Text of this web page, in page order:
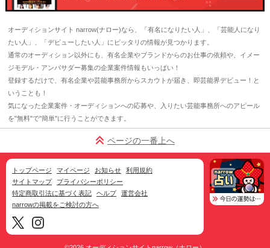
オーディションサイト narrow(ナロー)なら、「有名になりたい人」、「芸能人になり
たい人」、「デビューしたい人」にピッタリの情報が見つかります。
通常のオーディション以外にも、有名企業やブランドからのお仕事の依頼や、イメー
ジモデル・アンバサダー募集の企業案件情報もいっぱい！
登録するだけで、有名企業や芸能事務所からスカウトが届き、即芸能界デビュー！と
いうことも！
気になった企業案件・オーディションへの応募や、入りたい芸能事務所へのアピール
を"無料"で"簡単"に行うことができます。
ページの一番上へ
トップページ マイページ お知らせ
利用規約
サイトマップ
プライバシーポリシー
特定商取引法に基づく表記
ヘルプ
運営会社
narrowの掲載をご検討の方へ